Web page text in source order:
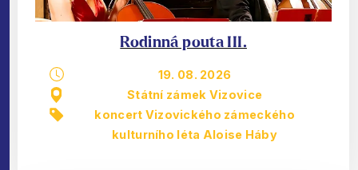
Rodinná pouta III.
19. 08. 2026
Státní zámek Vizovice
koncert Vizovického zámeckého
kulturního léta Aloise Háby